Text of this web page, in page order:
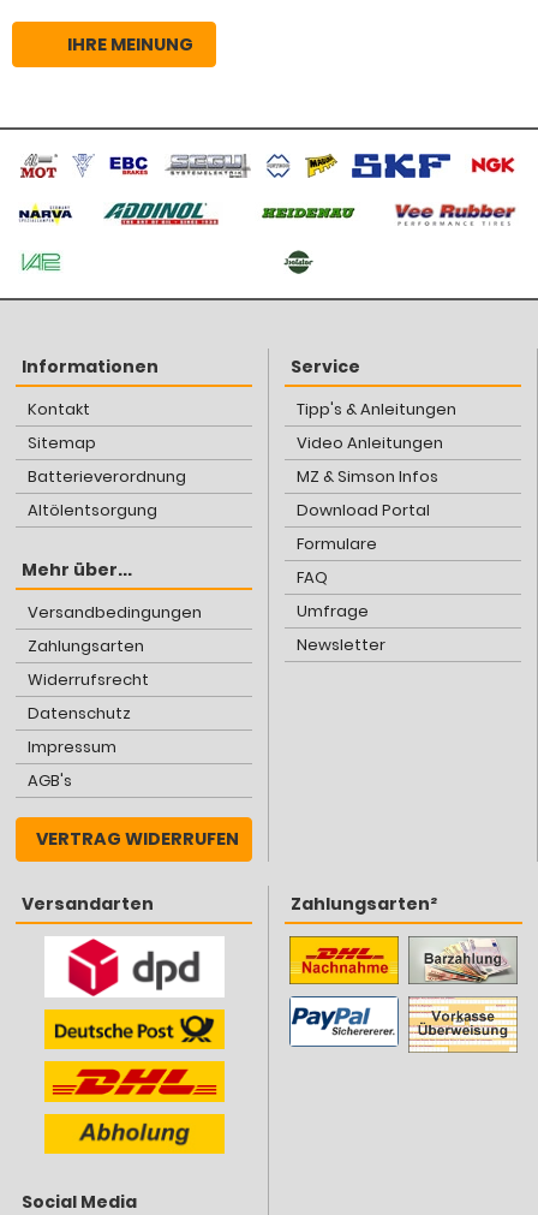
IHRE MEINUNG
Informationen
Kontakt
Sitemap
Batterieverordnung
Altölentsorgung
Mehr über...
Versandbedingungen
Zahlungsarten
Widerrufsrecht
Datenschutz
Impressum
AGB's
VERTRAG WIDERRUFEN
Service
Tipp's & Anleitungen
Video Anleitungen
MZ & Simson Infos
Download Portal
Formulare
FAQ
Umfrage
Newsletter
Versandarten
Social Media
Zahlungsarten²